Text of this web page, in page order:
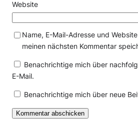
Website
Name, E-Mail-Adresse und
meinen nächsten Kommentar
Benachrichtige mich über
E-Mail.
Benachrichtige mich über neue